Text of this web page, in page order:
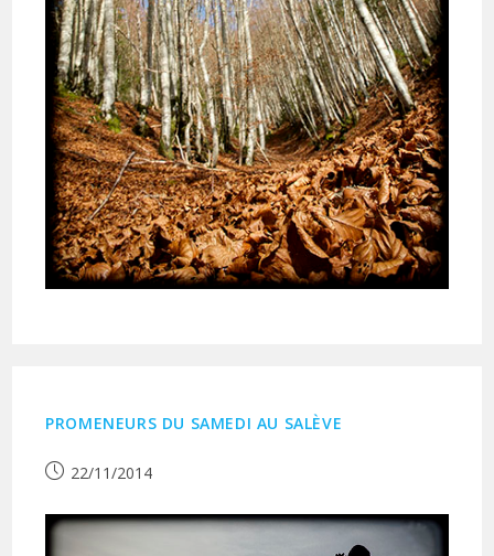
PROMENEURS DU SAMEDI AU SALÈVE
Publication
22/11/2014